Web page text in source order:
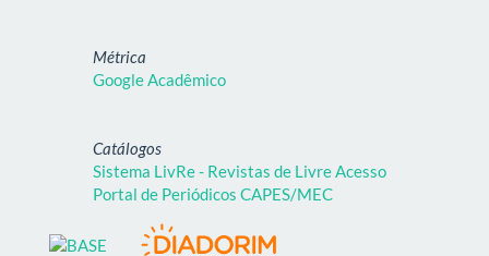
Métrica
Google Acadêmico
Catálogos
Sistema LivRe - Revistas de Livre Acesso
Portal de Periódicos CAPES/MEC